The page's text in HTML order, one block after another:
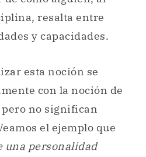
resalta entre
y capacidades.
esta noción se
con la noción de
no significan
el ejemplo que
una personalidad